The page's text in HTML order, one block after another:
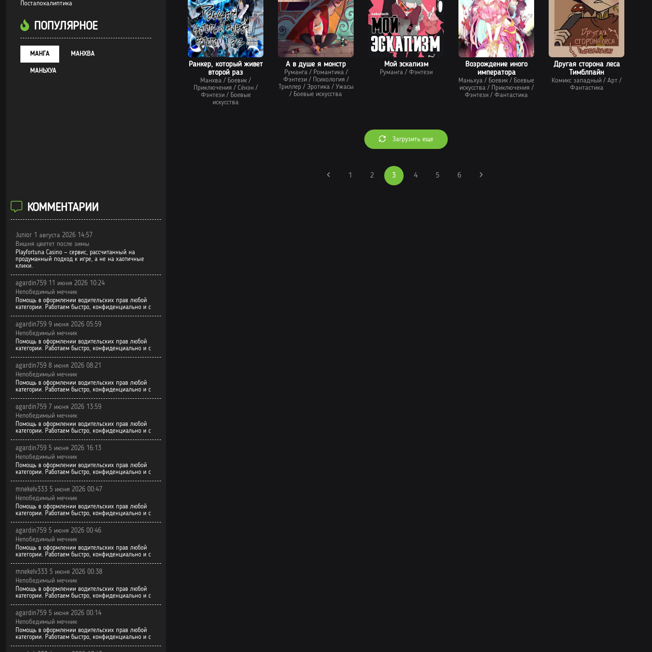
Ранкер, который живет
второй раз
Манхва / Боевик /
Приключения / Сёнэн /
Фэнтези/ Боевые
искусства
А в душе я монстр
Руманга/ Романтика/
Фэнтези/ Психология /
Триллер / Эротика/ Ужасы
/ Боевые искусства
Мой эскапизм
Руманга/ Фэнтези
Возрождение иного
императора
Маньхуа / Боевик / Боевые
искусства/ Приключения /
Фэнтези / Фантастика
Другая сторона леса
Тимблпайн
Комикс западный / Арт /
Фантастика
Загрузить еще
1 2 3 4 5 6
Постапокалиптика
ПОПУЛЯРНОЕ
МАНГА МАНХВА
МАНЬХУА
КОММЕНТАРИИ
Junior 1 августа 2026 14:57
Вишня цветет после зимы
Playfortuna Casino — сервис, рассчитанный на
продуманный подход к игре, а не на хаотичные
клики.
agardin759 11 июня 2026 10:24
Непобедимый мечник
Помощь в оформлении водительских прав любой
категории. Работаем быстро, конфиденциально и с
agardin759 9 июня 2026 05:59
Непобедимый мечник
Помощь в оформлении водительских прав любой
категории. Работаем быстро, конфиденциально и с
agardin759 8 июня 2026 08:21
Непобедимый мечник
Помощь в оформлении водительских прав любой
категории. Работаем быстро, конфиденциально и с
agardin759 7 июня 2026 13:59
Непобедимый мечник
Помощь в оформлении водительских прав любой
категории. Работаем быстро, конфиденциально и с
agardin759 5 июня 2026 16:13
Непобедимый мечник
Помощь в оформлении водительских прав любой
категории. Работаем быстро, конфиденциально и с
mnekelv333 5 июня 2026 00:47
Непобедимый мечник
Помощь в оформлении водительских прав любой
категории. Работаем быстро, конфиденциально и с
agardin759 5 июня 2026 00:46
Непобедимый мечник
Помощь в оформлении водительских прав любой
категории. Работаем быстро, конфиденциально и с
mnekelv333 5 июня 2026 00:38
Непобедимый мечник
Помощь в оформлении водительских прав любой
категории. Работаем быстро, конфиденциально и с
agardin759 5 июня 2026 00:14
Непобедимый мечник
Помощь в оформлении водительских прав любой
категории. Работаем быстро, конфиденциально и с